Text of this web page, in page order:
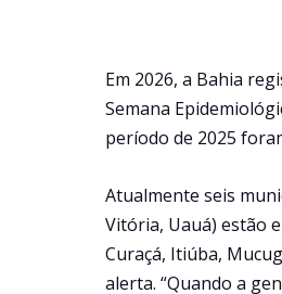
Em 2026, a Bahia
Semana
período de 2025
Atualmente seis
Vitória, Uauá) estão
Curaçá, Itiúba,
alerta. “Quando a